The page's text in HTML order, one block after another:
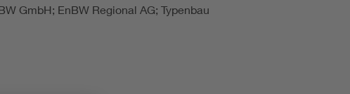
GmbH; EnBW Regional AG; Typenbau